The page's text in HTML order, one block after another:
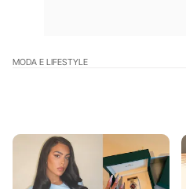
MODA E LIFESTYLE